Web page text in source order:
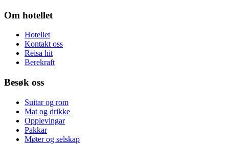
Om hotellet
Hotellet
Kontakt oss
Reisa hit
Berekraft
Besøk oss
Suitar og rom
Mat og drikke
Opplevingar
Pakkar
Møter og selskap